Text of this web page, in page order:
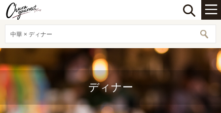
中華 × ディナー
ディナー